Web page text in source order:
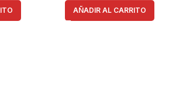
AÑADIR AL CARRITO